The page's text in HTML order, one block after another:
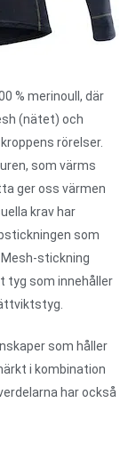
% merinoull, där
(nätet) och
rörelser.
som värms
ger oss värmen
krav har
som
stickning
tyg som innehåller
som håller
i kombination
har också